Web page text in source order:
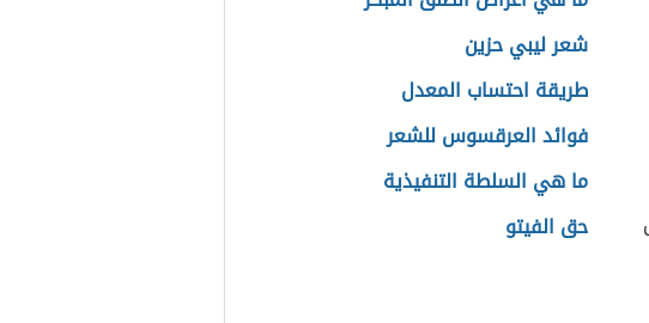
شعر ليبي حزين
طريقة احتساب المعدل
فوائد العرقسوس للشعر
ما هي السلطة التنفيذية
حق الفيتو